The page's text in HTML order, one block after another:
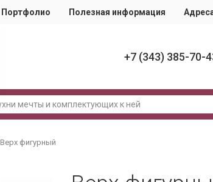
Портфолио Полезная информация
+7 (343) 385-70-
Верх фигурный